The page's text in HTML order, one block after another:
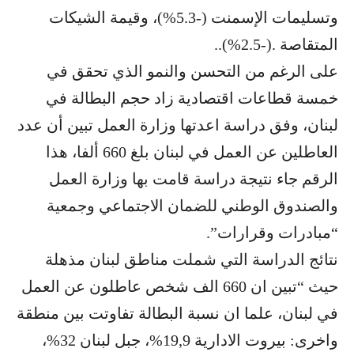
وتسليمات الإسمنت (-5.3%)، وقيمة الشيكات
المتقاصة .(-2.5%)..
على الرغم من التحسن والنمو الذي تحقق في
خمسة قطاعات اقتصادية زاد حجم البطالة في
لبنان، وفق دراسة اعدتها وزارة العمل تبين أن عدد
العاطلين عن العمل في لبنان بلغ 660 ألفا، هذا
الرقم جاء نتيجة دراسة قامت بها وزارة العمل
والصندوق الوطني للضمان الاجتماعي وجمعية
“مبادرات وقرارات”.
نتائج الدراسة التي شملت مناطق لبنان مذهلة
حيث “تبين ان 660 الف شخص عاطلون عن العمل
في لبنان، علما ان نسبة البطالة تفاوتت بين منطقة
واخرى: بيروت الادارية 19,9%، جبل لبنان 32%،